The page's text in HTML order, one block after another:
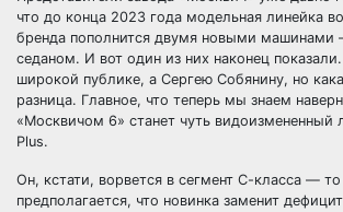
что до конца 2023 года модельная линейка
бренда пополнится двумя новыми машинами
седаном. И вот один из них наконец
широкой публике, а Сергею Собянину, но
разница. Главное, что теперь мы знаем
«Москвичом 6» станет чуть видоизмененный
Plus.
Он, кстати, ворвется в сегмент С-класса — то
предполагается, что новинка заменит